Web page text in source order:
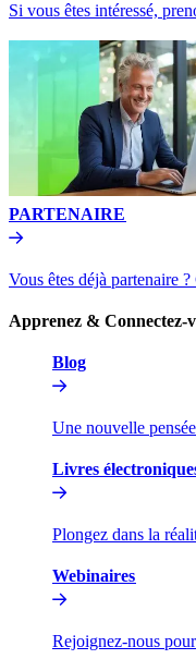
Si vous êtes intéressé,
PARTENAIRE​​
Vous êtes déjà partenaire
Apprenez & Connectez-
Blog​​
Une nouvelle
Livres
Plongez dans la
Webinaires​​
Rejoignez-nous